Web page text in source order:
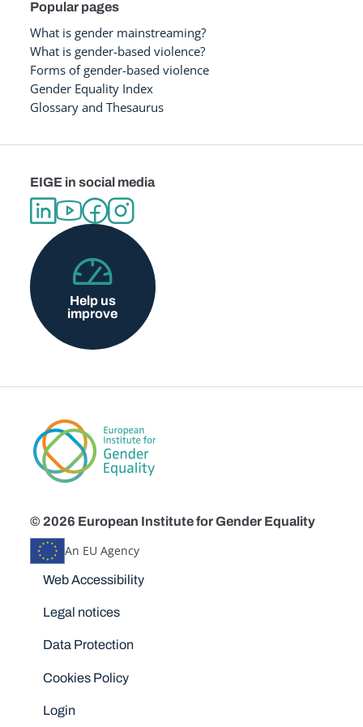
Popular pages
What is gender mainstreaming?
What is gender-based violence?
Forms of gender-based violence
Gender Equality Index
Glossary and Thesaurus
EIGE in social media
Help us
improve
© 2026 European Institute for Gender Equality
An EU Agency
Disclaimers
Web Accessibility
Legal notices
Data Protection
Cookies Policy
Login